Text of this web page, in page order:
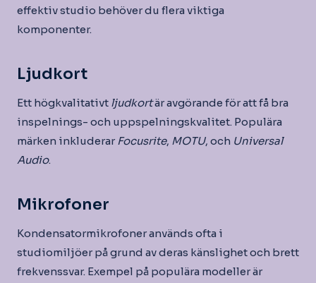
effektiv studio behöver du flera viktiga
komponenter.
Ljudkort
Ett högkvalitativt ljudkortär avgörande för att få bra
inspelnings- och uppspelningskvalitet. Populära
märken inkluderar Focusrite, MOTU, och Universal
Audio.
Mikrofoner
Kondensatormikrofoner används ofta i
studiomiljöer på grund av deras känslighet och brett
frekvenssvar. Exempel på populära modeller är